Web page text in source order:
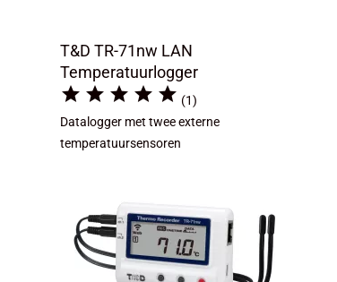
T&D TR-71nw LAN
Temperatuurlogger
     (1)
Datalogger met twee externe
temperatuursensoren